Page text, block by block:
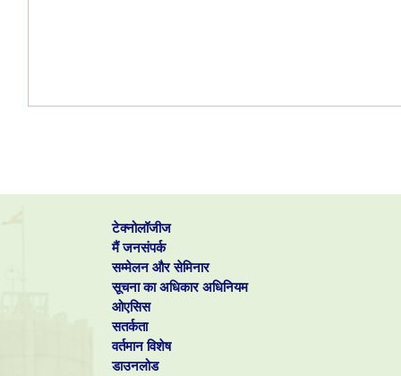
टेक्नोलॉजीज
मैं जनसंपर्क
सम्मेलन और सेमिनार
सूचना का अधिकार अधिनियम
ओएसिस
सतर्कता
वर्तमान विशेष
डाउनलोड